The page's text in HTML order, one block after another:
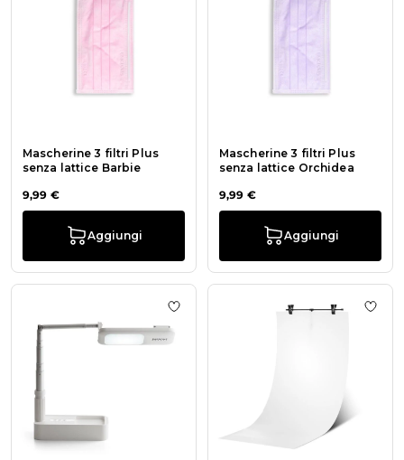
Mascherine 3 filtri Plus
senza lattice Barbie
9,99 €
Aggiungi
Mascherine 3 filtri Plus
senza lattice Orchidea
9,99 €
Aggiungi
Aggiungi alla wishlist Insta-Nail